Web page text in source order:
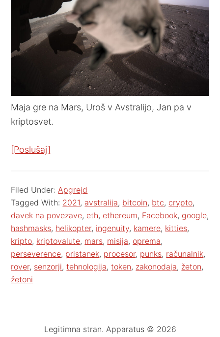
Maja gre na Mars, Uroš v Avstralijo, Jan pa v
kriptosvet.
[Poslušaj]
Filed Under: Apgrejd
Tagged With: 2021, avstralija, bitcoin, btc, crypto,
davek na povezave, eth, ethereum, Facebook, google,
hashmasks, helikopter, ingenuity, kamere, kitties,
kripto, kriptovalute, mars, misija, oprema,
perseverence, pristanek, procesor, punks, računalnik,
rover, senzorji,tehnologija,token, zakonodaja, žeton,
žetoni
Legitimna stran. Apparatus © 2026